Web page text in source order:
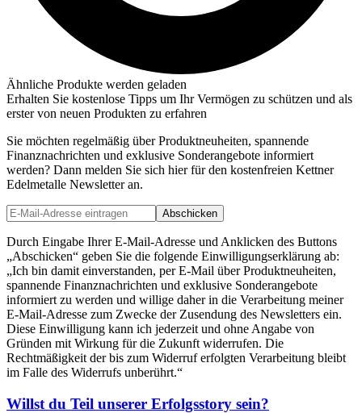
Ähnliche Produkte werden geladen
Erhalten Sie kostenlose Tipps um Ihr Vermögen zu schützen und als
erster von neuen Produkten zu erfahren
Sie möchten regelmäßig über Produktneuheiten, spannende
Finanznachrichten und exklusive Sonderangebote informiert
werden? Dann melden Sie sich hier für den kostenfreien Kettner
Edelmetalle Newsletter an.
Abschicken
Durch Eingabe Ihrer E-Mail-Adresse und Anklicken des Buttons
„Abschicken“ geben Sie die folgende Einwilligungserklärung ab:
„Ich bin damit einverstanden, per E-Mail über Produktneuheiten,
spannende Finanznachrichten und exklusive Sonderangebote
informiert zu werden und willige daher in die Verarbeitung meiner
E-Mail-Adresse zum Zwecke der Zusendung des Newsletters ein.
Diese Einwilligung kann ich jederzeit und ohne Angabe von
Gründen mit Wirkung für die Zukunft widerrufen. Die
Rechtmäßigkeit der bis zum Widerruf erfolgten Verarbeitung bleibt
im Falle des Widerrufs unberührt.“
Willst du Teil unserer Erfolgsstory sein?